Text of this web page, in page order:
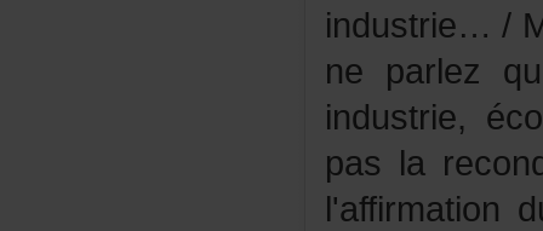
industrie…/